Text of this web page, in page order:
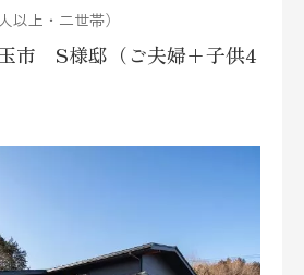
上・二世帯）
市 S様邸（ご夫婦+子供4